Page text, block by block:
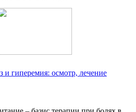
и гиперемия: осмотр, лечение